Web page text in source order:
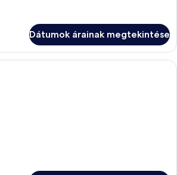
Dátumok árainak megtekintése
Egy modern szállodaszoba,